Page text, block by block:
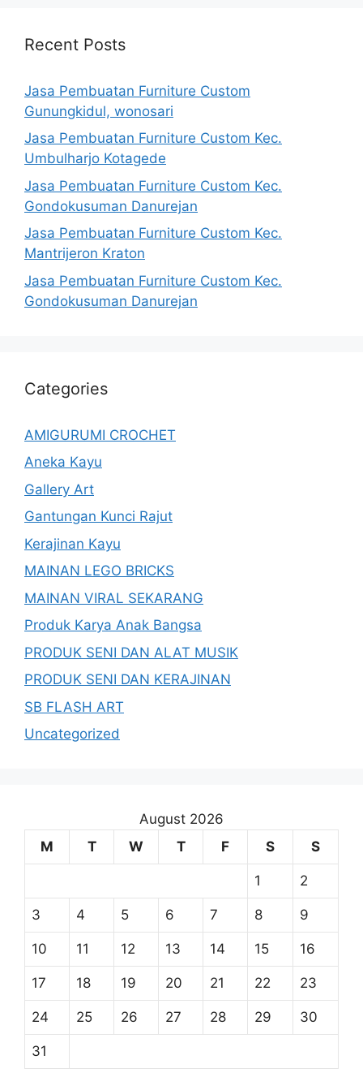
Recent Posts
Jasa Pembuatan Furniture Custom
Gunungkidul, wonosari
Jasa Pembuatan Furniture Custom Kec.
Umbulharjo Kotagede
Jasa Pembuatan Furniture Custom Kec.
Gondokusuman Danurejan
Jasa Pembuatan Furniture Custom Kec.
Mantrijeron Kraton
Jasa Pembuatan Furniture Custom Kec.
Gondokusuman Danurejan
Categories
AMIGURUMI CROCHET
Aneka Kayu
Gallery Art
Gantungan Kunci Rajut
Kerajinan Kayu
MAINAN LEGO BRICKS
MAINAN VIRAL SEKARANG
Produk Karya Anak Bangsa
PRODUK SENI DAN ALAT MUSIK
PRODUK SENI DAN KERAJINAN
SB FLASH ART
Uncategorized
August 2026
M
T W T F S S
1 2
3 4 5 6 7 8 9
10 11 12 13 14 15 16
17 18 19 20 21 22 23
24 25 26 27 28 29 30
31